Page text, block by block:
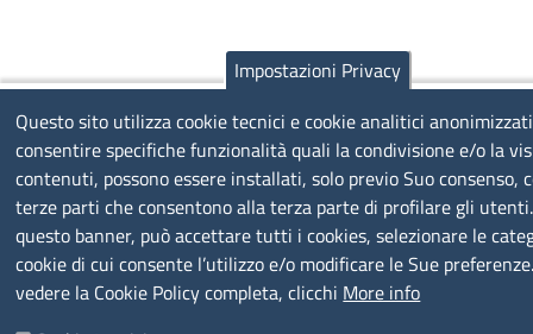
Impostazioni Privacy
Questo sito utilizza cookie tecnici e cookie analitici
consentire specifiche funzionalità quali la condivisione e/o la
contenuti, possono essere installati, solo previo Suo consenso,
terze parti che consentono alla terza parte di profilare gli
questo banner, può accettare tutti i cookies, selezionare le
cookie di cui consente l’utilizzo e/o modificare le Sue
vedere la Cookie Policy completa, clicchi More info